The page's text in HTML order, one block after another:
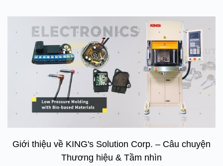
Giới thiệu về KING's Solution Corp. – Câu chuyện
Thương hiệu & Tầm nhìn